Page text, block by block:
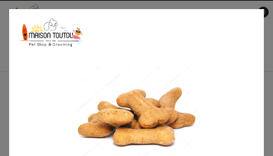
0
Accueil
Pour
Accessoires
Bandana Milk&Pepper -
Ethnique Jabali Beige/Ecru